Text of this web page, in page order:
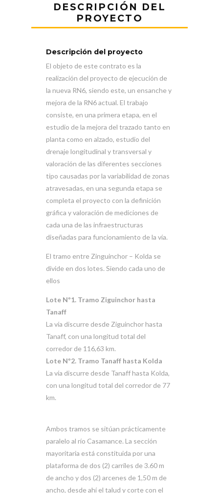
DESCRIPCIÓN DEL
PROYECTO
Descripción del proyecto
El objeto de este contrato es la
realización del proyecto de ejecución de
la nueva RN6, siendo este, un ensanche y
mejora de la RN6 actual. El trabajo
consiste, en una primera etapa, en el
estudio de la mejora del trazado tanto en
planta como en alzado, estudio del
drenaje longitudinal y transversal y
valoración de las diferentes secciones
tipo causadas por la variabilidad de zonas
atravesadas, en una segunda etapa se
completa el proyecto con la definición
gráfica y valoración de mediciones de
cada una de las infraestructuras
diseñadas para funcionamiento de la vía.
El tramo entre Zinguinchor – Kolda se
divide en dos lotes. Siendo cada uno de
ellos
Lote Nº1. Tramo Ziguinchor hasta
Tanaff
La vía discurre desde Ziguinchor hasta
Tanaff, con una longitud total del
corredor de 116,63 km.
Lote Nº2. Tramo Tanaff hasta Kolda
La vía discurre desde Tanaff hasta Kolda,
con una longitud total del corredor de 77
km.
Ambos tramos se sitúan prácticamente
paralelo al río Casamance. La sección
mayoritaria está constituida por una
plataforma de dos (2) carriles de 3.60 m
de ancho y dos (2) arcenes de 1,50 m de
ancho, desde ahí el talud y corte con el